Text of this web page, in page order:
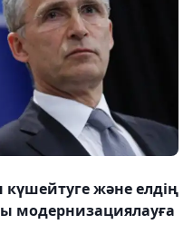
және елдің
модернизациялауға